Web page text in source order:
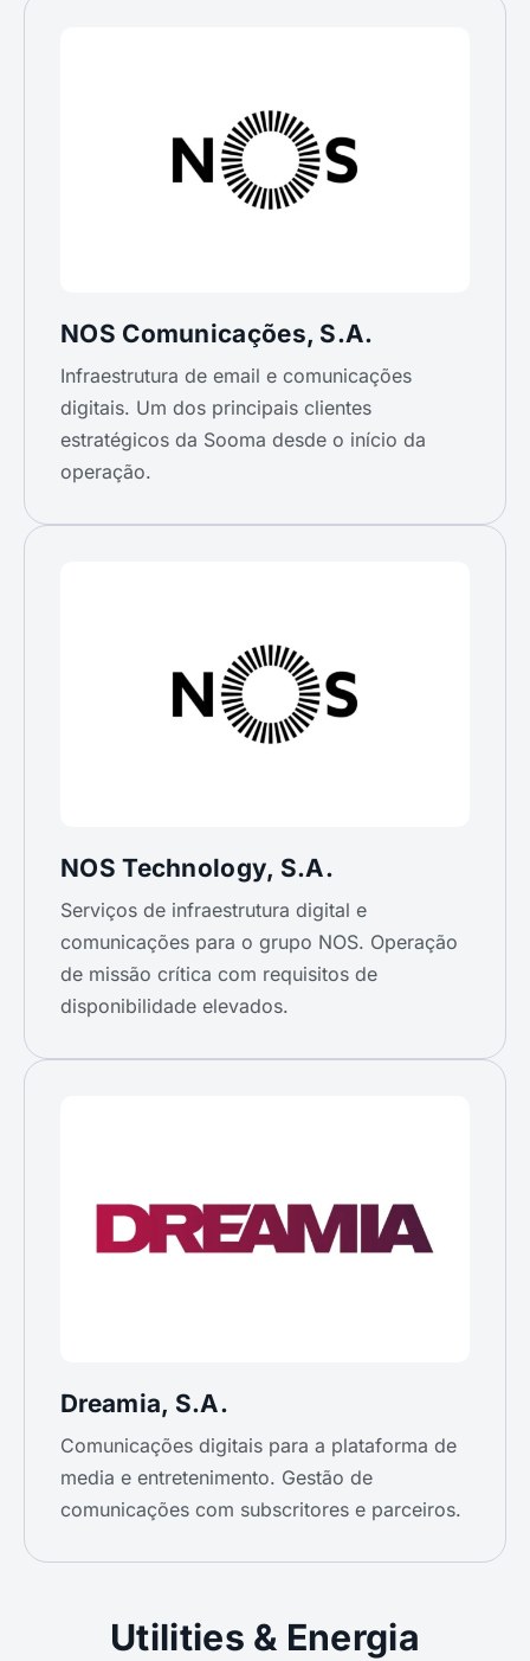
NOS Comunicações, S.A.
Infraestrutura de email e comunicações
digitais. Um dos principais clientes
estratégicos da Sooma desde o início da
operação.
NOS Technology, S.A.
Serviços de infraestrutura digital e
comunicações para o grupo NOS. Operação
de missão crítica com requisitos de
disponibilidade elevados.
Dreamia, S.A.
Comunicações digitais para a plataforma de
media e entretenimento. Gestão de
comunicações com subscritores e parceiros.
Utilities & Energia